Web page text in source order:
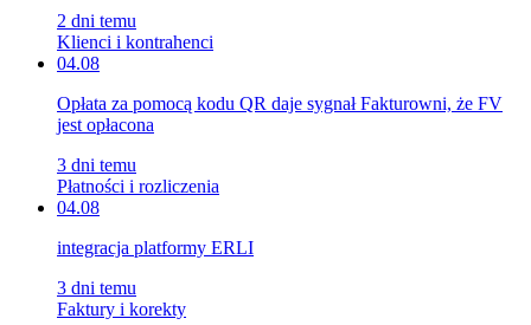
2 dni temu
Klienci i kontrahenci
04.08
Opłata za pomocą kodu QR daje sygnał Fakturowni, że FV
jest opłacona
3 dni temu
Płatności i rozliczenia
04.08
integracja platformy ERLI
3 dni temu
Faktury i korekty